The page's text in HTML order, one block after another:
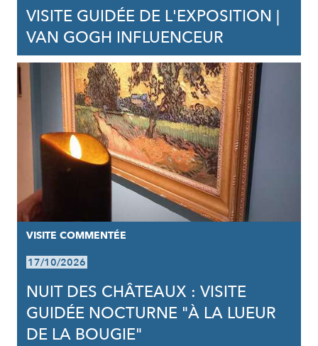
VISITE GUIDÉE DE L'EXPOSITION |
VAN GOGH INFLUENCEUR
VISITE COMMENTÉE
17/10/2026
NUIT DES CHÂTEAUX : VISITE
GUIDÉE NOCTURNE "À LA LUEUR
DE LA BOUGIE"